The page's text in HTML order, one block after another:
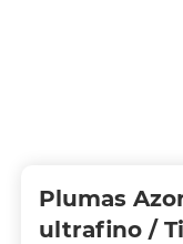
Plumas
ultrafino /